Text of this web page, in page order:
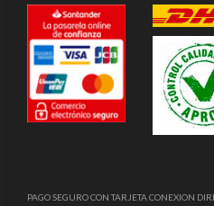
PAGO SEGURO CON TARJETA CONEXION